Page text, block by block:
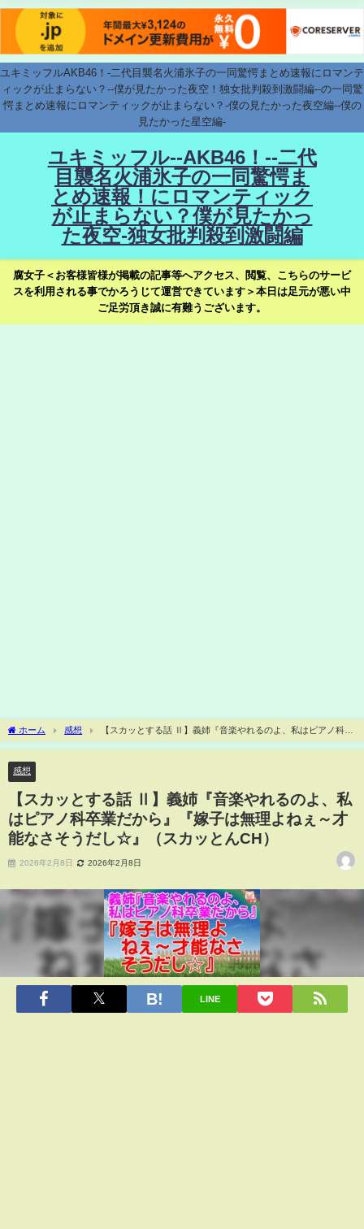
ユキミッフルAKB46！-二代目襲名火浦氷子の一同驚愕まとめ速報にロマンテ
ィックが止まらない？--僕が見たかった夜空！独女批判殺到激闘編--の一同驚
愕まとめ速報にロマンティックが止まらない？-僕の見たかった夜空編--僕の
見たかった星空編-
ユキミッフル--AKB46！--二代
目襲名火浦氷子の一同驚愕ま
とめ速報！にロマンティック
が止まらない？僕が見たかっ
た夜空-独女批判殺到激闘編
腐女子＜お客様皆様が掲載の記事等へアクセス、閲覧、こちらのサービ
スを利用される事でかろうじて運営できています＞本日は足元が悪い中
ご足労頂き誠に有難うございます。
ホーム 感想
【スカッとする話 Ⅱ】義姉『音楽やれるのよ、私はピアノ科卒
業だから』『嫁子は無理よねぇ～才能なさそうだし☆』（スカッとんCH）
感想
【スカッとする話 Ⅱ】義姉『音楽やれるのよ、私
はピアノ科卒業だから』『嫁子は無理よねぇ～才
能なさそうだし☆』（スカッとんCH）
2026年2月8日 2026年2月8日
LINE